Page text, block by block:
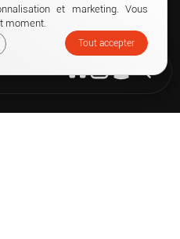
et marketing. Vous
moment.
Tout accepter